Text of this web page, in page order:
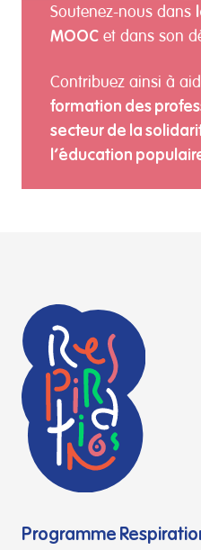
Soutenez-nous dans
MOOC et dans son
Contribuez ainsi à
formation des
secteur de la
l’éducation
Programme